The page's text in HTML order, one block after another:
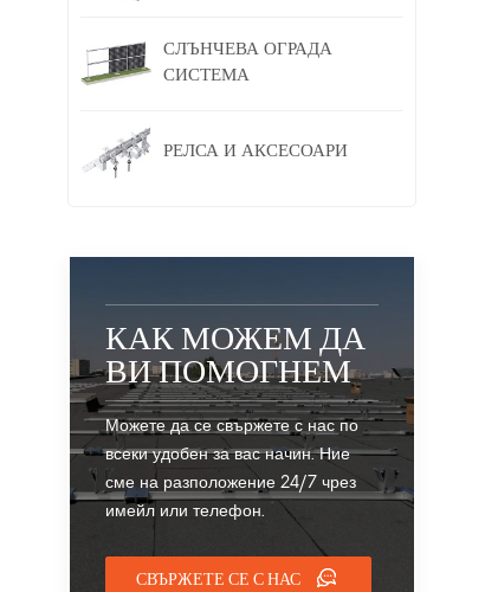
СЛЪНЧЕВА ОГРАДА
СИСТЕМА
РЕЛСА И АКСЕСОАРИ
КАК МОЖЕМ ДА
ВИ ПОМОГНЕМ
Можете да се свържете с нас по
всеки удобен за вас начин. Ние
сме на разположение 24/7 чрез
имейл или телефон.
СВЪРЖЕТЕ СЕ С НАС